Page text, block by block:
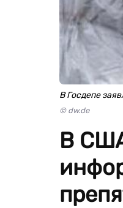
В Госдепе
© dw.de
В